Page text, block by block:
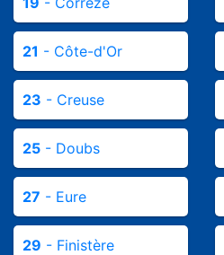
21 - Côte-d'Or
23 - Creuse
25 - Doubs
27 - Eure
29 - Finistère